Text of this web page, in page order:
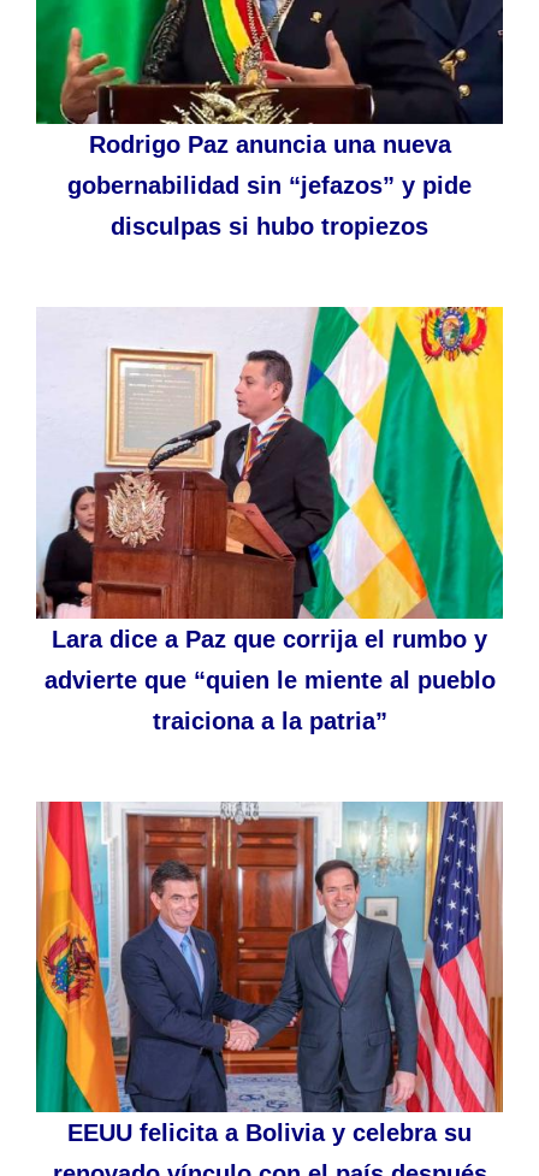
Rodrigo Paz anuncia una nueva
gobernabilidad sin “jefazos” y pide
disculpas si hubo tropiezos
Lara dice a Paz que corrija el rumbo y
advierte que “quien le miente al pueblo
traiciona a la patria”
EEUU felicita a Bolivia y celebra su